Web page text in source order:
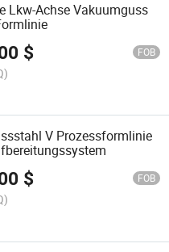
Lkw-Achse Vakuumguss
$ FOB
V Prozessformlinie
$ FOB